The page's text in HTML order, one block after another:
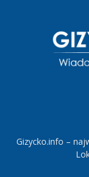
Gizycko.info –